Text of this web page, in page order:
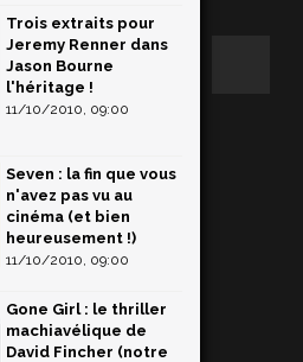
Trois extraits pour
Jeremy Renner dans
Jason Bourne
l'héritage !
11/10/2010, 09:00
Seven : la fin que vous
n'avez pas vu au
cinéma (et bien
heureusement !)
11/10/2010, 09:00
Gone Girl : le thriller
machiavélique de
David Fincher (notre